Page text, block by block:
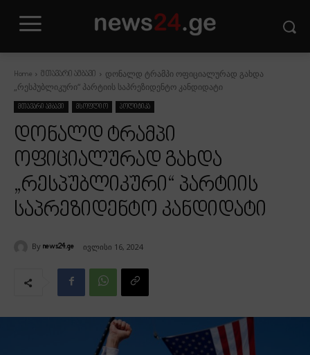
Home მთავარი ამბავი
დონალდ ტრამპი ოფიციალურად გახდა
„რესპუბლიკური“ პარტიის საპრეზიდენტო კანდიდატი
მთავარი ამბავი მსოფლიო პოლიტიკა
დონალდ ტრამპი
ოფიციალურად გახდა
„რესპუბლიკური“ პარტიის
საპრეზიდენტო კანდიდატი
By news24.ge ივლისი 16, 2024